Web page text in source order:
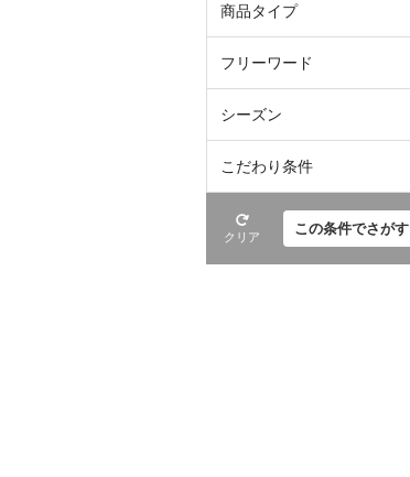
商品タイプ
フリーワード
シーズン
こだわり条件
クリア この条件でさがす